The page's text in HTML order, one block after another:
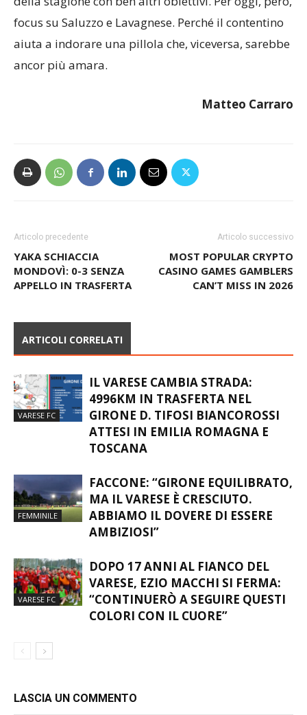
focus su Saluzzo e Lavagnese. Perché il contentino
aiuta a indorare una pillola che, viceversa, sarebbe
ancor più amara.
Matteo Carraro
Articolo precedente
YAKA SCHIACCIA
MONDOVÌ: 0-3 SENZA
APPELLO IN TRASFERTA
Articolo successivo
MOST POPULAR CRYPTO
CASINO GAMES GAMBLERS
CAN’T MISS IN 2026
ARTICOLI CORRELATI
VARESE FC
IL VARESE CAMBIA STRADA:
4996KM IN TRASFERTA NEL
GIRONE D. TIFOSI BIANCOROSSI
ATTESI IN EMILIA ROMAGNA E
TOSCANA
FEMMINILE
FACCONE: “GIRONE EQUILIBRATO,
MA IL VARESE È CRESCIUTO.
ABBIAMO IL DOVERE DI ESSERE
AMBIZIOSI”
VARESE FC
DOPO 17 ANNI AL FIANCO DEL
VARESE, EZIO MACCHI SI FERMA:
“CONTINUERÒ A SEGUIRE QUESTI
COLORI CON IL CUORE”
LASCIA UN COMMENTO